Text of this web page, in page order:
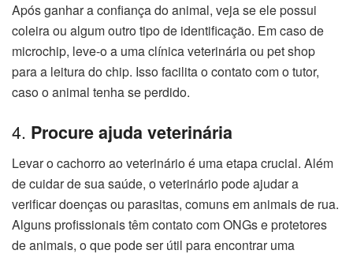
Após ganhar a confiança do animal, veja se ele possui
coleira ou algum outro tipo de identificação. Em caso de
microchip, leve-o a uma clínica veterinária ou pet shop
para a leitura do chip. Isso facilita o contato com o tutor,
caso o animal tenha se perdido.
4. Procure ajuda veterinária
Levar o cachorro ao veterinário é uma etapa crucial. Além
de cuidar de sua saúde, o veterinário pode ajudar a
verificar doenças ou parasitas, comuns em animais de rua.
Alguns profissionais têm contato com ONGs e protetores
de animais, o que pode ser útil para encontrar uma